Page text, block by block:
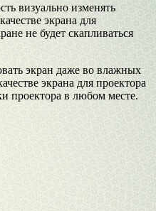
визуально изменять
экрана для
не будет скапливаться
экран даже во влажных
экрана для проектора
проектора в любом месте.